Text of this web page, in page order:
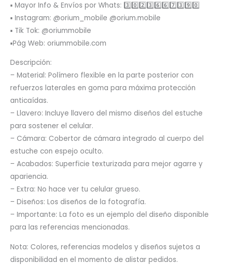
▪️ Mayor Info & Envíos por Whats: 3️⃣0️⃣2️⃣3️⃣6️⃣6️⃣7️⃣3️⃣9️⃣0️⃣
▪️ Instagram: @orium_mobile @orium.mobile
▪️ Tik Tok: @oriummobile
▪️Pág Web: oriummobile.com
Descripción:
– Material: Polímero flexible en la parte posterior con
refuerzos laterales en goma para máxima protección
anticaídas.
– Llavero: Incluye llavero del mismo diseños del estuche
para sostener el celular.
– Cámara: Cobertor de cámara integrado al cuerpo del
estuche con espejo oculto.
– Acabados: Superficie texturizada para mejor agarre y
apariencia.
– Extra: No hace ver tu celular grueso.
– Diseños: Los diseños de la fotografía.
– Importante: La foto es un ejemplo del diseño disponible
para las referencias mencionadas.
Nota: Colores, referencias modelos y diseños sujetos a
disponibilidad en el momento de alistar pedidos.